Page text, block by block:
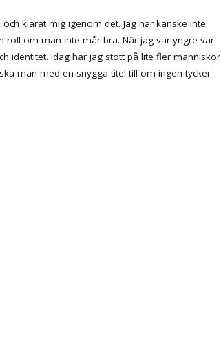
klarat mig igenom det. Jag har kanske inte
roll om man inte mår bra. När jag var yngre var
identitet. Idag har jag stött på lite fler människor
man med en snygga titel till om ingen tycker